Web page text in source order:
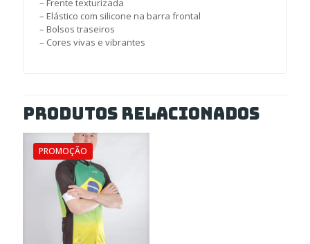
– Frente texturizada
– Elástico com silicone na barra frontal
– Bolsos traseiros
– Cores vivas e vibrantes
Produtos relacionados
PROMOÇÃO